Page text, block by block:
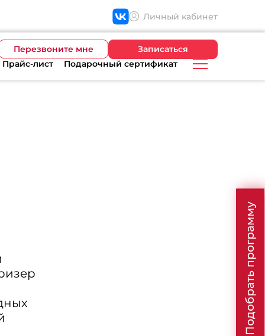
Подобрать программу
Личный кабинет
Перезвоните мне
Записаться
Прайс-лист
Подарочный сертификат